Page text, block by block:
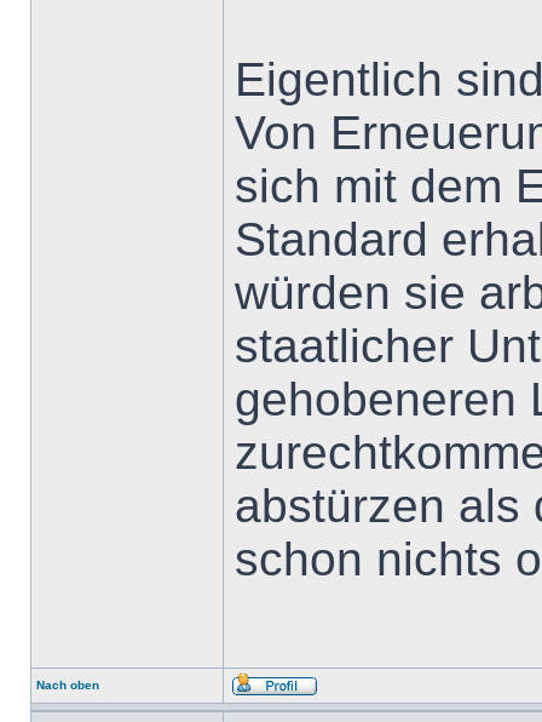
Eigentlich
Von
sich mit dem
Standard
würden sie
staatlicher
gehobeneren
abstürzen als
schon nichts
Nach oben